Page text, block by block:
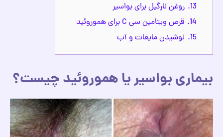
13. روغن نارگیل برای بواسیر
14. قرص ویتامین سی C برای هموروئید
15. نوشیدن مایعات و آب
بیماری بواسیر یا هموروئید چیست؟